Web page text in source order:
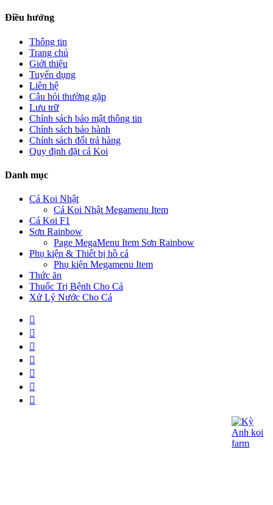
Điều hướng
Thông tin
Trang chủ
Giới thiệu
Tuyển dụng
Liên hệ
Câu hỏi thường gặp
Lưu trữ
Chính sách bảo mật thông tin
Chính sách bảo hành
Chính sách đổi trả hàng
Quy định đặt cá Koi
Danh mục
Cá Koi Nhật
Cá Koi Nhật Megamenu Item
Cá Koi F1
Sơn Rainbow
Page MegaMenu Item Sơn Rainbow
Phụ kiện & Thiết bị hồ cá
Phụ kiện Megamenu Item
Thức ăn
Thuốc Trị Bệnh Cho Cá
Xử Lý Nước Cho Cá